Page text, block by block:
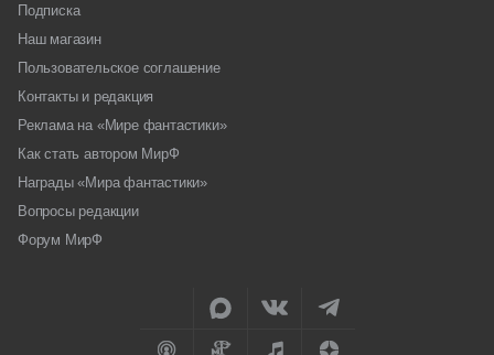
Подписка
Наш магазин
Пользовательское соглашение
Контакты и редакция
Реклама на «Мире фантастики»
Как стать автором МирФ
Награды «Мира фантастики»
Вопросы редакции
Форум МирФ